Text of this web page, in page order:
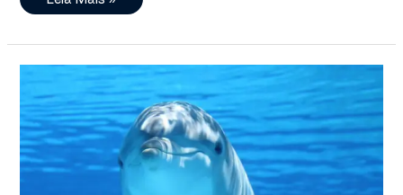
5
Para
Ajudar
(mesmo
Morando
Longe
Do
Mar)